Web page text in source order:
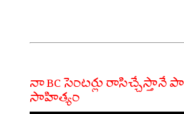
నా BC సెంటర్లు రాసిచ్చేస్తానే
సాహిత్యం